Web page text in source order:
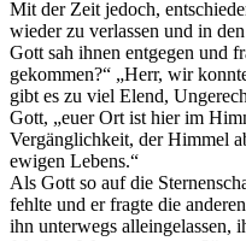
Mit der Zeit jedoch,
wieder zu verlassen und in
Gott sah ihnen entgegen und
gekommen?“ „Herr, wir
gibt es zu viel Elend,
Gott, „euer Ort ist hier im
Vergänglichkeit, der Himmel
ewigen Lebens.“
Als Gott so auf die
fehlte und er fragte die
ihn unterwegs alleingelassen,